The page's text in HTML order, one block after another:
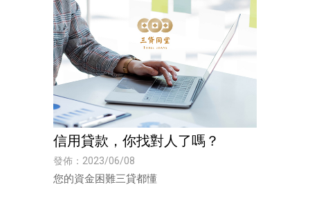
信用貸款，你找對人了嗎？
發佈：2023/06/08
您的資金困難三貸都懂